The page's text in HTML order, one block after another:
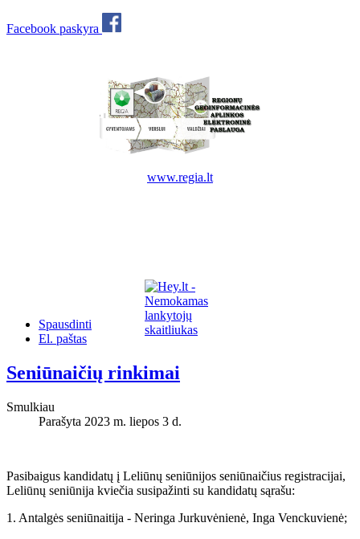
Facebook paskyra
www.regia.lt
Spausdinti
El. paštas
Seniūnaičių rinkimai
Smulkiau
Parašyta 2023 m. liepos 3 d.
Pasibaigus kandidatų į Leliūnų seniūnijos seniūnaičius registracijai,
Leliūnų seniūnija kviečia susipažinti su kandidatų sąrašu:
1. Antalgės seniūnaitija - Neringa Jurkuvėnienė, Inga Venckuvienė;